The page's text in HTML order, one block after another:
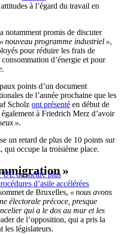
à l’égard du travail en
notamment promis de discuter
« nouveau programme industriel »,
pour réduire les frais de
d’énergie et pour
points d’un document
de l’année prochaine que les
Scholz ont présenté en début de
à Friedrich Merz d’avoir
».
un retard de plus de 10 points sur
occupe la troisième place.
de mettre plus
d’asile accélérées
»
de Bruxelles, « nous avons
électorale précoce, presque
qui a le dos au mur et les
de l’opposition, qui a pris la
les législateurs.